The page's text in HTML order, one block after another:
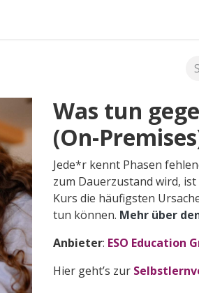
Was tun
(On-
Jede*r kennt Phasen
zum Dauerzustand wird,
Kurs die häufigsten
tun können. Mehr über
Anbieter: ESO Education
Hier geht’s zur